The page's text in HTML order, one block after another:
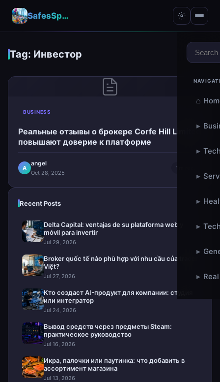
SafesSpace – A Secure Place for Growth & Support
⌂
▸
▸
▸
▸
▸
▸
▸
Tag: Инвестор
BUSINESS
Реальные отзывы о брокере Corfe Hill Limited
повышают доверие к платформе
A
angel
Oct 28, 2025
1m read
Recent Posts
Delta Capital: ventajas de su plataforma web y
móvil para invertir
Jul 29, 2026
Broker quốc tế nào phù hợp với nhu cầu của trader
Việt?
Jul 27, 2026
Кто создаст AI-продукт для компании: студия
или интегратор
Jul 24, 2026
Вывод средств через предметы Steam:
практическое руководство
Jul 16, 2026
Икра, палочки или паутинка: что добавить в
ассортимент магазина
Jul 13, 2026